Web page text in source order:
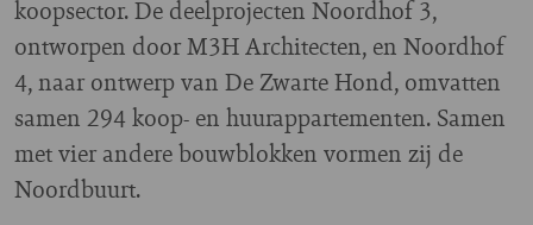
koopsector. De deelprojecten Noordhof 3,
ontworpen door M3H Architecten, en Noordhof
4, naar ontwerp van De Zwarte Hond, omvatten
samen 294 koop- en huurappartementen. Samen
met vier andere bouwblokken vormen zij de
Noordbuurt.